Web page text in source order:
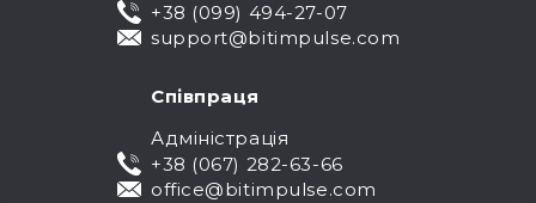
+38 (099) 494-27-07
support@bitimpulse.com
Співпраця
Адміністрація
+38 (067) 282-63-66
office@bitimpulse.com